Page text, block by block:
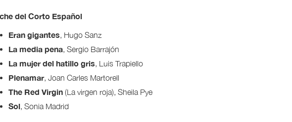
del Corto Español
Eran gigantes, Hugo Sanz
La media pena, Sergio Barrajón
La mujer del hatillo gris, Luis Trapiello
Plenamar, Joan Carles Martorell
The Red Virgin(La virgen roja), Sheila Pye
Sol, Sonia Madrid